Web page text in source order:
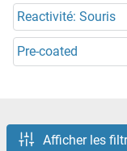
Reactivité: Souris
Pre-coated
Afficher les